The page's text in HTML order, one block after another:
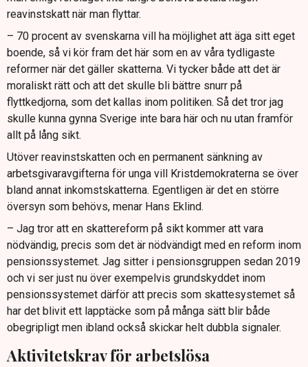
reavinstskatt när man flyttar.
– 70 procent av svenskarna vill ha möjlighet att äga sitt eget
boende, så vi kör fram det här som en av våra tydligaste
reformer när det gäller skatterna. Vi tycker både att det är
moraliskt rätt och att det skulle bli bättre snurr på
flyttkedjorna, som det kallas inom politiken. Så det tror jag
skulle kunna gynna Sverige inte bara här och nu utan framför
allt på lång sikt.
Utöver reavinstskatten och en permanent sänkning av
arbetsgivaravgifterna för unga vill Kristdemokraterna se över
bland annat inkomstskatterna. Egentligen är det en större
översyn som behövs, menar Hans Eklind.
– Jag tror att en skattereform på sikt kommer att vara
nödvändig, precis som det är nödvändigt med en reform inom
pensionssystemet. Jag sitter i pensionsgruppen sedan 2019
och vi ser just nu över exempelvis grundskyddet inom
pensionssystemet därför att precis som skattesystemet så
har det blivit ett lapptäcke som på många sätt blir både
obegripligt men ibland också skickar helt dubbla signaler.
Aktivitetskrav för arbetslösa